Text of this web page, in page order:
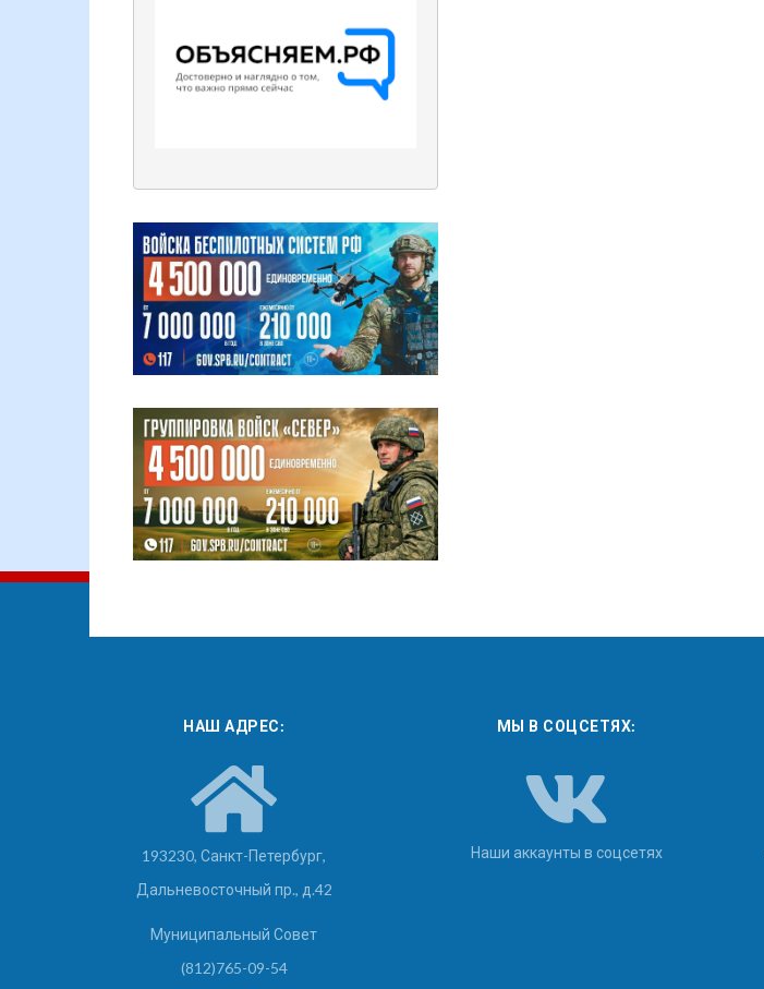
НАШ АДРЕС:
193230, Санкт-Петербург,
Дальневосточный пр., д.42
Муниципальный Совет
(812)765-09-54
МЫ В СОЦСЕТЯХ:
Наши аккаунты в соцсетях